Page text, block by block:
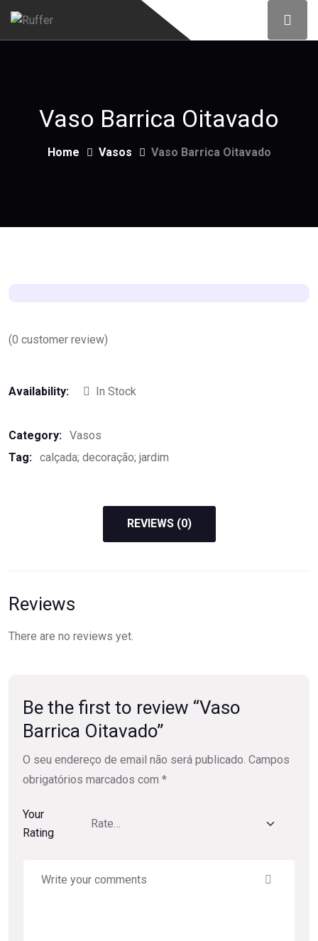
Vaso Barrica Oitavado
Home Vasos Vaso Barrica Oitavado
(0 customer review)
Availability: In Stock
Category: Vasos
Tag: calçada; decoração; jardim
REVIEWS (0)
Reviews
There are no reviews yet.
Be the first to review “Vaso
Barrica Oitavado”
O seu endereço de email não será publicado. Campos
obrigatórios marcados com *
Your
Rating